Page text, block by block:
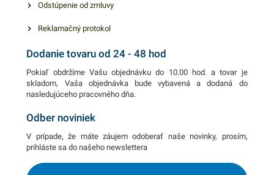
Odstúpenie od zmluvy
Reklamačný protokol
Dodanie tovaru od 24 - 48 hod
Pokiaľ obdržíme Vašu objednávku do 10.00 hod. a tovar je
skladom, Vaša objednávka bude vybavená a dodaná do
nasledujúceho pracovného dňa.
Odber noviniek
V prípade, že máte záujem odoberať naše novinky, prosím,
prihláste sa do našeho newslettera